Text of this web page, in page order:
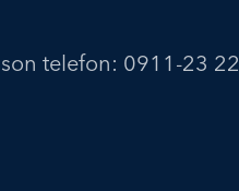
telefon: 0911-23 22